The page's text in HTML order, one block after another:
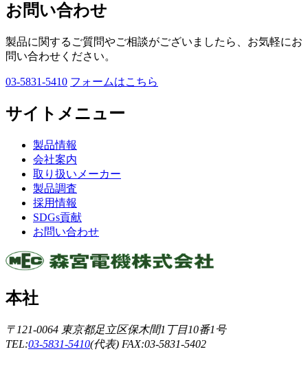
お問い合わせ
製品に関するご質問やご相談がございましたら、 お気軽にお
問い合わせください。
03-5831-5410 フォームはこちら
サイトメニュー
製品情報
会社案内
取り扱いメーカー
製品調査
採用情報
SDGs貢献
お問い合わせ
本社
〒121-0064 東京都足立区保木間1丁目10番1号
TEL:03-5831-5410(代表) FAX:03-5831-5402